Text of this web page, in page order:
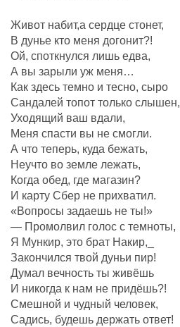
Живот набит,а сердце стонет,
В дунье кто меня догонит?!
Ой, споткнулся лишь едва,
А вы зарыли уж меня…
Как здесь темно и тесно, сыро
Сандалей топот только слышен,
Уходящий ваш вдали,
Меня спасти вы не смогли.
А что теперь, куда бежать,
Неучто во земле лежать,
Когда обед, где магазин?
И карту Сбер не прихватил.
«Вопросы задаешь не ты!»
— Промолвил голос с темноты,
Я Мункир, это брат Накир,_
Закончился твой дуньи пир!
Думал вечность ты живёшь
И никогда к нам не придёшь?!
Смешной и чудный человек,
Садись, будешь держать ответ!